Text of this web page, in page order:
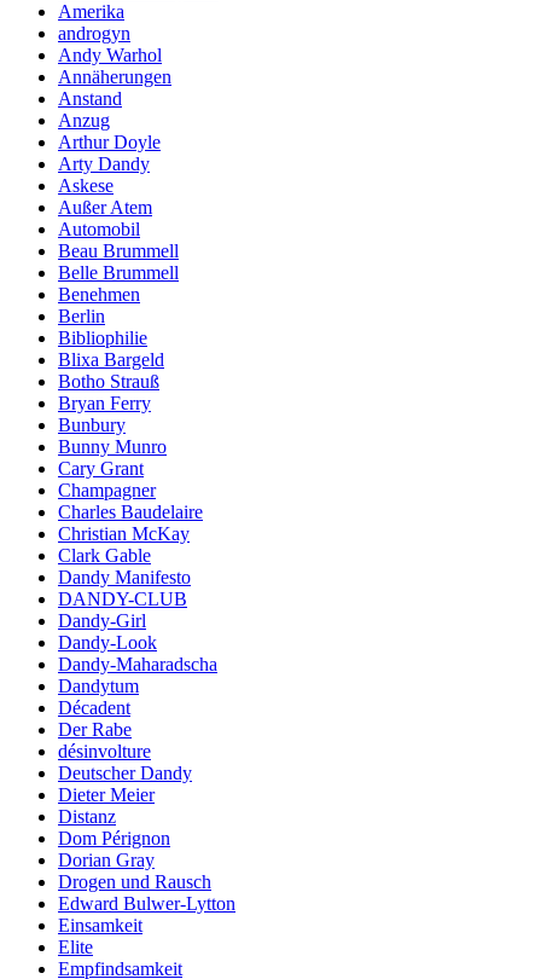
Amerika
androgyn
Andy Warhol
Annäherungen
Anstand
Anzug
Arthur Doyle
Arty Dandy
Askese
Außer Atem
Automobil
Beau Brummell
Belle Brummell
Benehmen
Berlin
Bibliophilie
Blixa Bargeld
Botho Strauß
Bryan Ferry
Bunbury
Bunny Munro
Cary Grant
Champagner
Charles Baudelaire
Christian McKay
Clark Gable
Dandy Manifesto
DANDY-CLUB
Dandy-Girl
Dandy-Look
Dandy-Maharadscha
Dandytum
Décadent
Der Rabe
désinvolture
Deutscher Dandy
Dieter Meier
Distanz
Dom Pérignon
Dorian Gray
Drogen und Rausch
Edward Bulwer-Lytton
Einsamkeit
Elite
Empfindsamkeit